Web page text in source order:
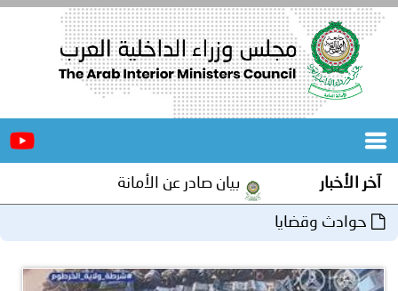
الرئيسية
آخر الأخبار بيان صادر عن الأمانة العامة لمجلس وزراء
حوادث وقضايا